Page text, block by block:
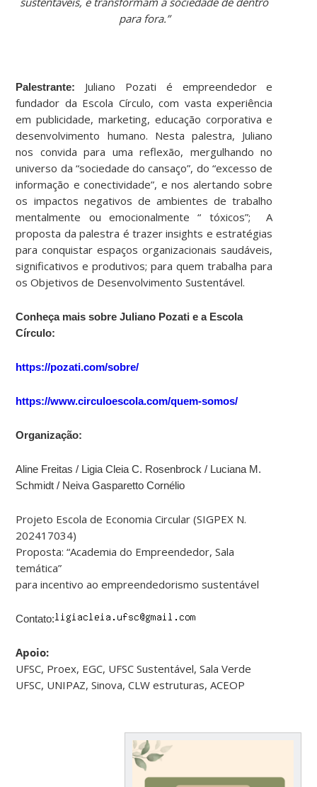
para fora.”
Palestrante:
Juliano Pozati é empreendedor e
fundador da Escola Círculo, com vasta experiência
em publicidade, marketing, educação corporativa e
desenvolvimento humano. Nesta palestra, Juliano
nos convida para uma reflexão, mergulhando no
universo da “sociedade do cansaço”, do “excesso de
informação e conectividade”, e nos alertando sobre
os impactos negativos de ambientes de trabalho
mentalmente ou emocionalmente “ tóxicos”; A
proposta da palestra é trazer insights e estratégias
para conquistar espaços organizacionais saudáveis,
significativos e produtivos; para quem trabalha para
os Objetivos de Desenvolvimento Sustentável.
Conheça mais sobre Juliano Pozati e a Escola
Círculo:
https://pozati.com/sobre/
https://www.circuloescola.com/quem-somos/
Organização:
Aline Freitas / Ligia Cleia C. Rosenbrock / Luciana M.
Schmidt / Neiva Gasparetto Cornélio
Projeto Escola de Economia Circular (SIGPEX N.
202417034)
Proposta: “Academia do Empreendedor, Sala
temática”
para incentivo ao empreendedorismo sustentável
Contato:
Apoio:
UFSC, Proex, EGC, UFSC Sustentável, Sala Verde
UFSC, UNIPAZ, Sinova, CLW estruturas, ACEOP